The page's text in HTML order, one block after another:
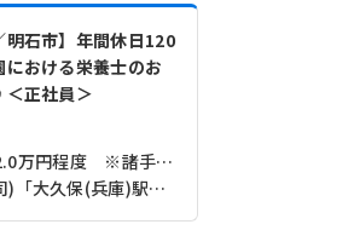
明石市】年間休日120
おける栄養士のお
正社員＞
【月収】21.0万円 ～ 22.0万円程度 ※諸手当込み
ＪＲ山陽本線(神戸－門司)「大久保(兵庫)駅」（バス・車9分）